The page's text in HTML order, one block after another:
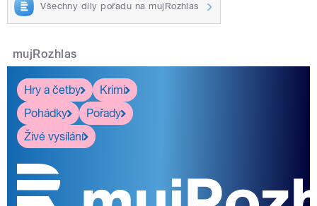
Všechny díly pořadu na mujRozhlas
mujRozhlas
Hry a četby
Krimi
Pohádky
Pořady
Živé vysílání